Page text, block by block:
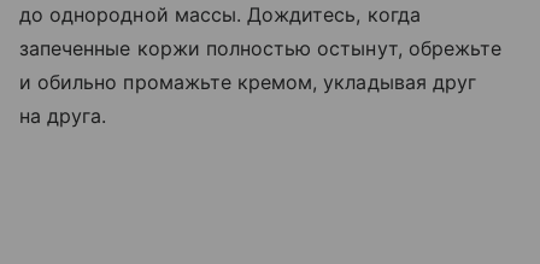
до однородной массы. Дождитесь, когда
запеченные коржи полностью остынут, обрежьте
и обильно промажьте кремом, укладывая друг
на друга.